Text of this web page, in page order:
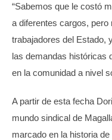
“Sabemos que le costó
a diferentes cargos,
trabajadores del Estado,
las demandas históricas
en la comunidad a nivel
A partir de esta fecha
mundo sindical de
marcado en la historia